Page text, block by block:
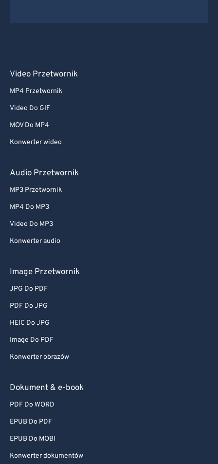
Video Przetwornik
MP4 Przetwornik
Video Do GIF
MOV Do MP4
Konwerter wideo
Audio Przetwornik
MP3 Przetwornik
MP4 Do MP3
Video Do MP3
Konwerter audio
Image Przetwornik
JPG Do PDF
PDF Do JPG
HEIC Do JPG
Image Do PDF
Konwerter obrazów
Dokument & e-book
PDF Do WORD
EPUB Do PDF
EPUB Do MOBI
Konwerter dokumentów